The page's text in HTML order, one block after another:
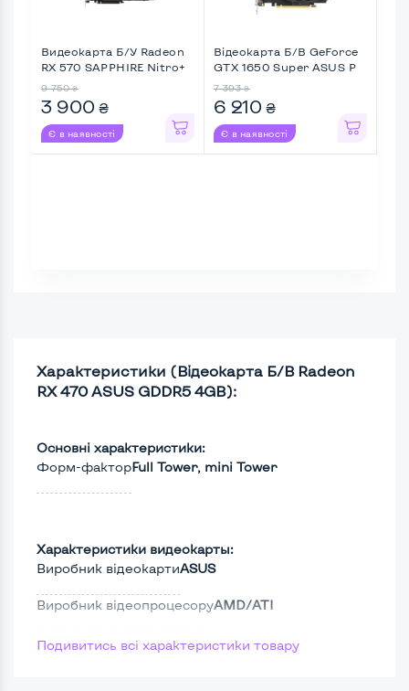
Видеокарта Б/У Radeon
RX 570 SAPPHIRE Nitro+
9 750 ₴
3 900 ₴
Є в наявності
Відеокарта Б/В GeForce
GTX 1650 Super ASUS P
7 393 ₴
6 210 ₴
Є в наявності
Характеристики (Відеокарта Б/В Radeon
RX 470 ASUS GDDR5 4GB):
Основні характеристики:
Форм-факторFull Tower, mini Tower
Характеристики видеокарты:
Виробник відеокартиASUS
Виробник відеопроцесоруAMD/ATI
Версія DirectX12
Подивитись всі характеристики товару